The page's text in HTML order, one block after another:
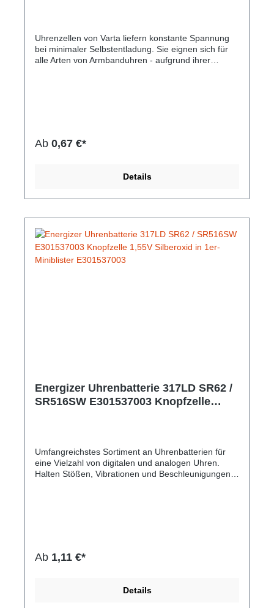
Uhrenzellen von Varta liefern konstante Spannung
bei minimaler Selbstentladung. Sie eignen sich für
alle Arten von Armbanduhren - aufgrund ihrer
mm
Ab 0,67 €*
Details
Energizer Uhrenbatterie 317LD SR62 /
SR516SW E301537003 Knopfzelle
Umfangreichstes Sortiment an Uhrenbatterien für
eine Vielzahl von digitalen und analogen Uhren.
Halten Stößen, Vibrationen und Beschleunigungen
Ab 1,11 €*
Details